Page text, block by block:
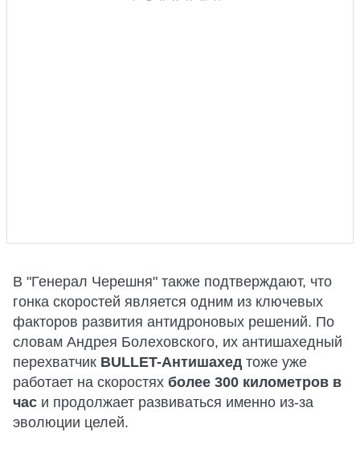
В "Генерал Черешня" также подтверждают, что
гонка скоростей является одним из ключевых
факторов развития антидроновых решений. По
словам Андрея Болеховского, их антишахедный
перехватчик BULLET-Антишахед тоже уже
работает на скоростях более 300 километров в
час и продолжает развиваться именно из-за
эволюции целей.